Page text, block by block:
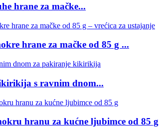
hrane za mačke...
hrane za mačke od 85 g ...
s ravnim dnom...
hranu za kućne ljubimce od 85 g